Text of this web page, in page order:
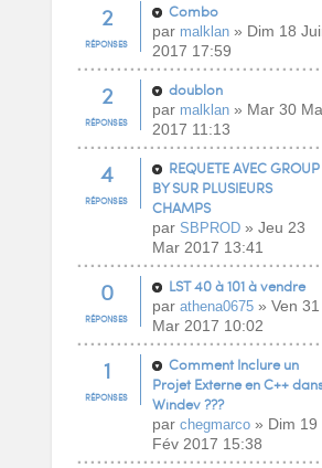
2
RÉPONSES
Combo
par malklan» Dim 18
2017 17:59
2
RÉPONSES
doublon
par malklan» Mar 30
2017 11:13
4
RÉPONSES
REQUETE AVEC GROUP
BY SUR PLUSIEURS
CHAMPS
par SBPROD» Jeu 23
Mar 2017 13:41
0
RÉPONSES
LST 40 à 101 à vendre
par athena0675» Ven 31
Mar 2017 10:02
1
RÉPONSES
Comment Inclure un
Projet Externe en C++
Windev ???
par chegmarco» Dim 19
Fév 2017 15:38